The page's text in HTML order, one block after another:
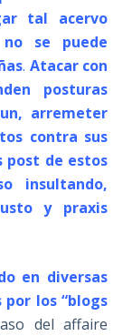
tal acervo
se puede
. Atacar con
posturas
arremeter
contra sus
post de estos
insultando,
y praxis
en diversas
los “blogs
del affaire